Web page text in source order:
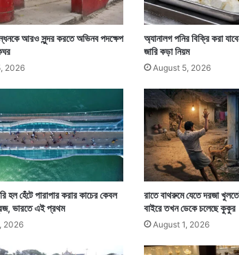
আরও সুন্দর করতে অভিনব পদক্ষেপ
2026
অ্যানালগ পনির বিক্রি করা
জারি কড়া নিয়ম
August 5, 2026
হল হেঁটে পারাপার করার কাচের কেবল
ভারতে এই প্রথম
2026
রাতে বাথরুমে যেতে দরজা
বাইরে তখন ডেকে চলেছে কুকুর
August 1, 2026